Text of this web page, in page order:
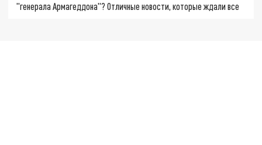
"генерала Армагеддона"? Отличные новости, которые ждали все